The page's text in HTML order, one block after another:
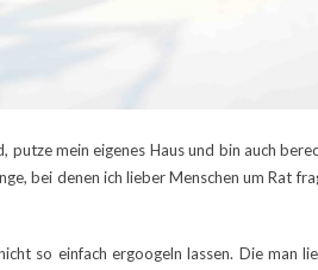
putze mein eigenes Haus und bin auch
bei denen ich lieber Menschen um Rat
so einfach ergoogeln lassen. Die man